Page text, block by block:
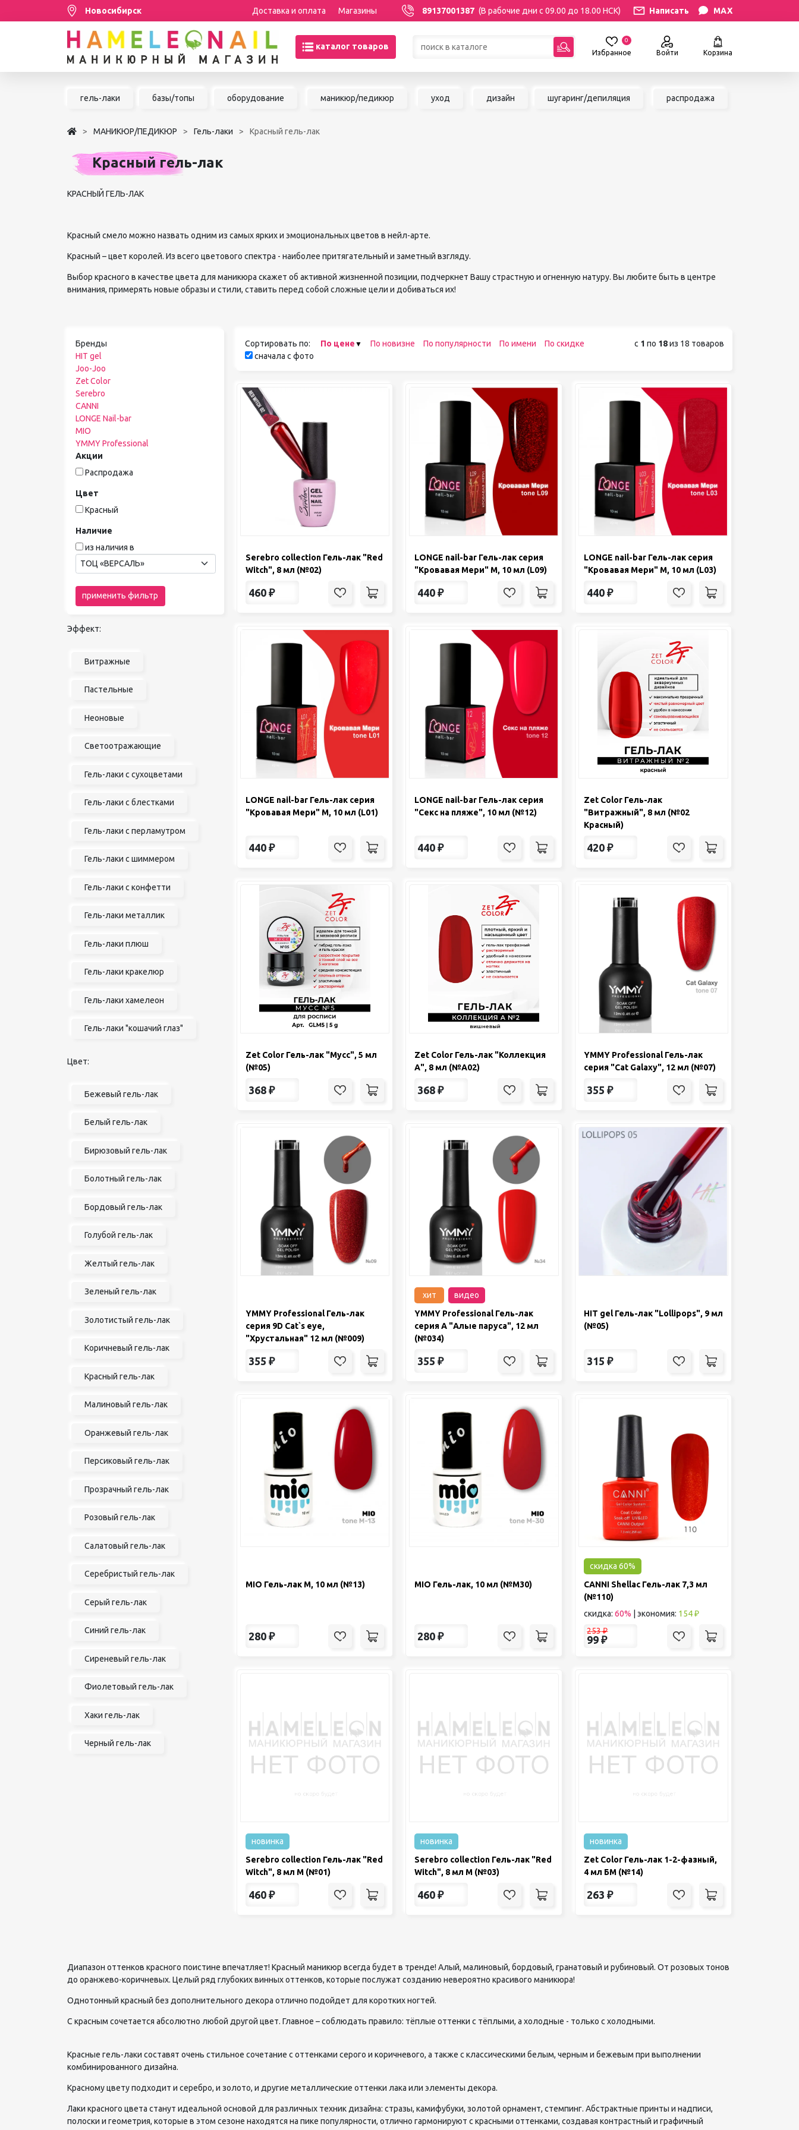
Новосибирск Доставка и оплата Магазины 89137001387 (В рабочие дни с 09.00 до 18.00 НСК) Написать MAX
каталог товаров
Избранное
0
Войти Корзина
Распродажа
НАРАЩИВАНИЕ РЕСНИЦ
ШУГАРИНГ/ДЕПИЛЯЦИЯ
БРЕНДЫ
Товары со скидками по категориям:
Дизайны для ногтей
педикюра
Кисти
ногтями
Оборудование
депиляции и шугаринга
гель-лаки базы/топы оборудование маникюр/педикюр уход дизайн шугаринг/депиляция распродажа
МАНИКЮР/ПЕДИКЮР Гель-лаки Красный гель-лак
Красный гель-лак
КРАСНЫЙ ГЕЛЬ-ЛАК
Красный смело можно назвать одним из самых ярких и эмоциональных цветов в нейл-арте.
Красный – цвет королей. Из всего цветового спектра - наиболее притягательный и заметный взгляду.
Выбор красного в качестве цвета для маникюра скажет об активной жизненной позиции, подчеркнет Вашу страстную и огненную натуру. Вы любите быть в центре
внимания, примерять новые образы и стили, ставить перед собой сложные цели и добиваться их!
Бренды
HIT gel
Joo-Joo
Zet Color
Serebro
CANNI
LONGE Nail-bar
MIO
YMMY Professional
Акции
Распродажа
Цвет
Красный
Наличие
из наличия в
ТОЦ «ВЕРСАЛЬ»
применить фильтр
Эффект:
Витражные
Пастельные
Неоновые
Светоотражающие
Гель-лаки с сухоцветами
Гель-лаки с блестками
Гель-лаки с перламутром
Гель-лаки с шиммером
Гель-лаки с конфетти
Гель-лаки металлик
Гель-лаки плюш
Гель-лаки кракелюр
Гель-лаки хамелеон
Гель-лаки "кошачий глаз"
Цвет:
Бежевый гель-лак
Белый гель-лак
Бирюзовый гель-лак
Болотный гель-лак
Бордовый гель-лак
Голубой гель-лак
Желтый гель-лак
Зеленый гель-лак
Золотистый гель-лак
Коричневый гель-лак
Красный гель-лак
Малиновый гель-лак
Оранжевый гель-лак
Персиковый гель-лак
Прозрачный гель-лак
Розовый гель-лак
Салатовый гель-лак
Серебристый гель-лак
Серый гель-лак
Синий гель-лак
Сиреневый гель-лак
Фиолетовый гель-лак
Хаки гель-лак
Черный гель-лак
Сортировать по: По цене По новизне По популярности По имени
По скидке
сначала с фото
с 1 по 18из 18 товаров
Serebro collection Гель-лак "Red
Witch", 8 мл (№02)
460 ₽
LONGE nail-bar Гель-лак серия
"Кровавая Мери" М, 10 мл (L09)
440 ₽
LONGE nail-bar Гель-лак серия
"Кровавая Мери" М, 10 мл (L03)
440 ₽
LONGE nail-bar Гель-лак серия
"Кровавая Мери" М, 10 мл (L01)
440 ₽
LONGE nail-bar Гель-лак серия
"Секс на пляже", 10 мл (№12)
440 ₽
Zet Color Гель-лак
"Витражный", 8 мл (№02
Красный)
420 ₽
Zet Color Гель-лак "Мусс", 5 мл
(№05)
368 ₽
Zet Color Гель-лак "Коллекция
А", 8 мл (№A02)
368 ₽
YMMY Professional Гель-лак
серия "Cat Galaxy", 12 мл (№07)
355 ₽
YMMY Professional Гель-лак
серия 9D Cat`s eye,
"Хрустальная" 12 мл (№009)
355 ₽
хит
видео
YMMY Professional Гель-лак
серия A "Алые паруса", 12 мл
(№034)
355 ₽
HIT gel Гель-лак "Lollipops", 9 мл
(№05)
315 ₽
MIO Гель-лак М, 10 мл (№13)
280 ₽
MIO Гель-лак, 10 мл (№М30)
280 ₽
скидка 60%
CANNI Shellac Гель-лак 7,3 мл
(№110)
скидка:60% |экономия: 154 ₽
253₽
99 ₽
новинка
Serebro collection Гель-лак "Red
Witch", 8 мл М (№01)
460 ₽
новинка
Serebro collection Гель-лак "Red
Witch", 8 мл М (№03)
460 ₽
новинка
Zet Color Гель-лак 1-2-фазный,
4 мл БМ (№14)
263 ₽
Диапазон оттенков красного поистине впечатляет! Красный маникюр всегда будет в тренде! Алый, малиновый, бордовый, гранатовый и рубиновый. От розовых тонов
до оранжево-коричневых. Целый ряд глубоких винных оттенков, которые послужат созданию невероятно красивого маникюра!
Однотонный красный без дополнительного декора отлично подойдет для коротких ногтей.
С красным сочетается абсолютно любой другой цвет. Главное – соблюдать правило: тёплые оттенки с тёплыми, а холодные - только с холодными.
Красные гель-лаки составят очень стильное сочетание с оттенками серого и коричневого, а также с классическими белым, черным и бежевым при выполнении
комбинированного дизайна.
Красному цвету подходит и серебро, и золото, и другие металлические оттенки лака или элементы декора.
Лаки красного цвета станут идеальной основой для различных техник дизайна: стразы, камифубуки, золотой орнамент, стемпинг. Абстрактные принты и надписи,
полоски и геометрия, которые в этом сезоне находятся на пике популярности, отлично гармонируют с красными оттенками, создавая контрастный и графичный